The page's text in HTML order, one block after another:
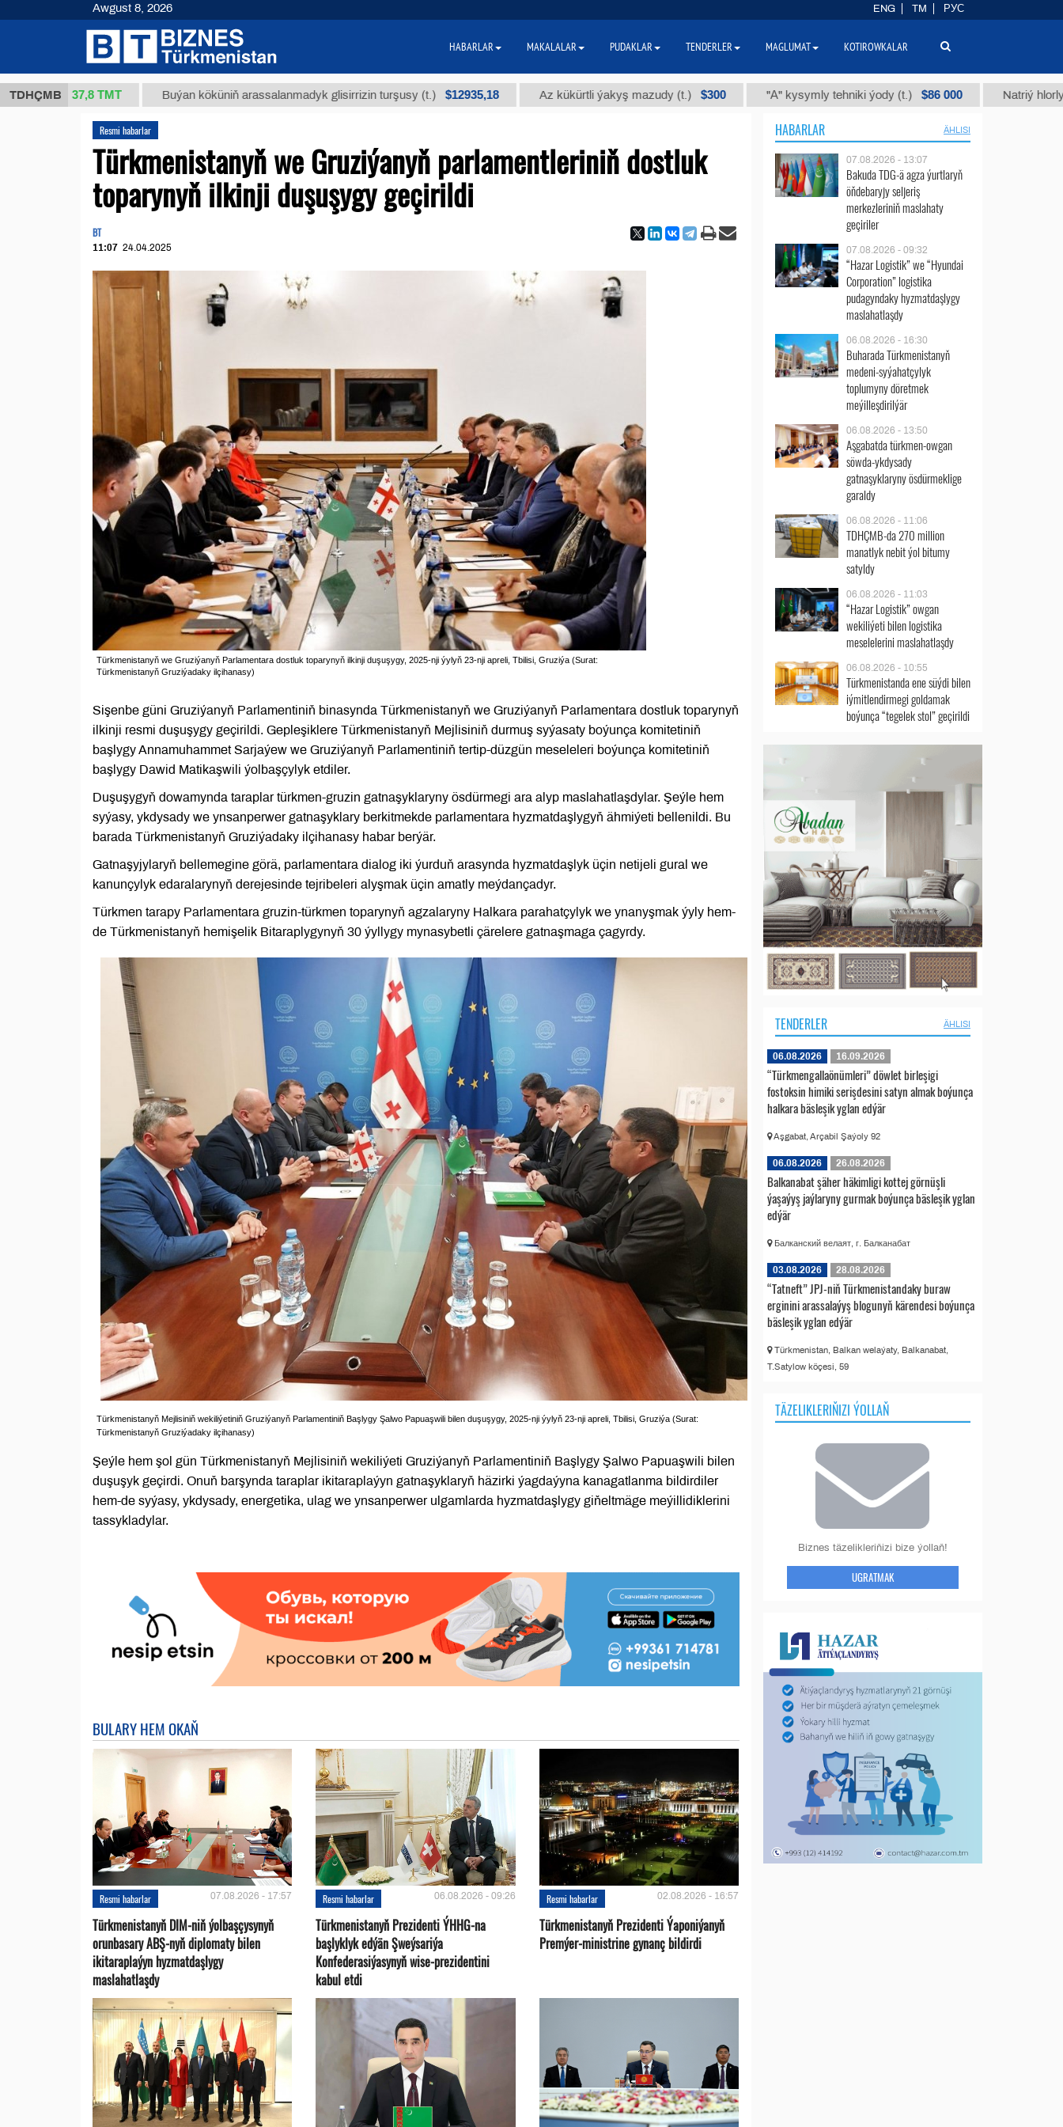
TDHÇMB
37,8 ТМТ Buýan köküniň arassalanmadyk glisirrizin turşusy (t.) $12935,18 Az kükürtli ýakyş mazudy (t.) $300 "А" kysymly tehniki ýody (t.) $86 000 Natriý hlorly (nahar
Resmi habarlar
Türkmenistanyň we Gruziýanyň parlamentleriniň dostluk
toparynyň ilkinji duşuşygy geçirildi
BT
11:07 24.04.2025
Türkmenistanyň we Gruziýanyň Parlamentara dostluk toparynyň ilkinji duşuşygy, 2025-nji ýylyň 23-nji apreli, Tbilisi, Gruziýa (Surat:
Türkmenistanyň Gruziýadaky ilçihanasy)
Sişenbe güni Gruziýanyň Parlamentiniň binasynda Türkmenistanyň we Gruziýanyň Parlamentara dostluk toparynyň
ilkinji resmi duşuşygy geçirildi. Gepleşiklere Türkmenistanyň Mejlisiniň durmuş syýasaty boýunça komitetiniň
başlygy Annamuhammet Sarjaýew we Gruziýanyň Parlamentiniň tertip-düzgün meseleleri boýunça komitetiniň
başlygy Dawid Matikaşwili ýolbaşçylyk etdiler.
Duşuşygyň dowamynda taraplar türkmen-gruzin gatnaşyklaryny ösdürmegi ara alyp maslahatlaşdylar. Şeýle hem
syýasy, ykdysady we ynsanperwer gatnaşyklary berkitmekde parlamentara hyzmatdaşlygyň ähmiýeti bellenildi. Bu
barada Türkmenistanyň Gruziýadaky ilçihanasy habar berýär.
Gatnaşyjylaryň bellemegine görä, parlamentara dialog iki ýurduň arasynda hyzmatdaşlyk üçin netijeli gural we
kanunçylyk edaralarynyň derejesinde tejribeleri alyşmak üçin amatly meýdançadyr.
Türkmen tarapy Parlamentara gruzin-türkmen toparynyň agzalaryny Halkara parahatçylyk we ynanyşmak ýyly hem-
de Türkmenistanyň hemişelik Bitaraplygynyň 30 ýyllygy mynasybetli çärelere gatnaşmaga çagyrdy.
Türkmenistanyň Mejlisiniň wekiliýetiniň Gruziýanyň Parlamentiniň Başlygy Şalwo Papuaşwili bilen duşuşygy, 2025-nji ýylyň 23-nji apreli, Tbilisi, Gruziýa (Surat:
Türkmenistanyň Gruziýadaky ilçihanasy)
Şeýle hem şol gün Türkmenistanyň Mejlisiniň wekiliýeti Gruziýanyň Parlamentiniň Başlygy Şalwo Papuaşwili bilen
duşuşyk geçirdi. Onuň barşynda taraplar ikitaraplaýyn gatnaşyklaryň häzirki ýagdaýyna kanagatlanma bildirdiler
hem-de syýasy, ykdysady, energetika, ulag we ynsanperwer ulgamlarda hyzmatdaşlygy giňeltmäge meýillidiklerini
tassykladylar.
BULARY HEM OKAŇ
Resmi habarlar 07.08.2026 - 17:57
Türkmenistanyň DIM-niň ýolbaşçysynyň
orunbasary ABŞ-nyň diplomaty bilen
ikitaraplaýyn hyzmatdaşlygy
maslahatlaşdy
Resmi habarlar 06.08.2026 - 09:26
Türkmenistanyň Prezidenti ÝHHG-na
başlyklyk edýän Şweýsariýa
Konfederasiýasynyň wise-prezidentini
kabul etdi
Resmi habarlar 02.08.2026 - 16:57
Türkmenistanyň Prezidenti Ýaponiýanyň
Premýer-ministrine gynanç bildirdi
HABARLAR ÄHLISI
07.08.2026 - 13:07
Bakuda TDG-ä agza ýurtlaryň
öňdebaryjy seljeriş
merkezleriniň maslahaty
geçiriler
07.08.2026 - 09:32
“Hazar Logistik” we “Hyundai
Corporation” logistika
pudagyndaky hyzmatdaşlygy
maslahatlaşdy
06.08.2026 - 16:30
Buharada Türkmenistanyň
medeni-syýahatçylyk
toplumyny döretmek
meýilleşdirilýär
06.08.2026 - 13:50
Aşgabatda türkmen-owgan
söwda-ykdysady
gatnaşyklaryny ösdürmeklige
garaldy
06.08.2026 - 11:06
TDHÇMB-da 270 million
manatlyk nebit ýol bitumy
satyldy
06.08.2026 - 11:03
“Hazar Logistik” owgan
wekiliýeti bilen logistika
meselelerini maslahatlaşdy
06.08.2026 - 10:55
Türkmenistanda ene süýdi bilen
iýmitlendirmegi goldamak
boýunça “tegelek stol” geçirildi
TENDERLER ÄHLISI
06.08.2026 16.09.2026
“Türkmengallaönümleri” döwlet birleşigi
fostoksin himiki serişdesini satyn almak boýunça
halkara bäsleşik yglan edýär
Aşgabat, Arçabil Şaýoly 92
06.08.2026 26.08.2026
Balkanabat şäher häkimligi kottej görnüşli
ýaşaýyş jaýlaryny gurmak boýunça bäsleşik yglan
edýär
Балканский велаят, г. Балканабат
03.08.2026 28.08.2026
“Tatneft” JPJ-niň Türkmenistandaky buraw
erginini arassalaýyş blogunyň kärendesi boýunça
bäsleşik yglan edýär
Türkmenistan, Balkan welaýaty, Balkanabat,
T.Satylow köçesi, 59
TÄZELIKLERIŇIZI ÝOLLAŇ
Biznes täzelikleriňizi bize ýollaň!
UGRATMAK
Awgust 8, 2026 ENG TM РУС
HABARLAR MAKALALAR PUDAKLAR TENDERLER MAGLUMAT KOTIROWKALAR